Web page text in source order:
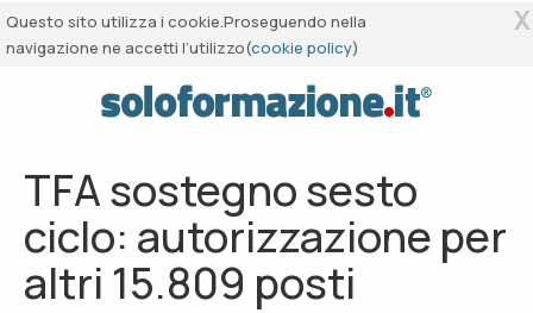
Questo sito utilizza i cookie.Proseguendo nella
navigazione ne accetti l’utilizzo(cookie policy)
X
TFA sostegno sesto
ciclo: autorizzazione per
altri 15.809 posti